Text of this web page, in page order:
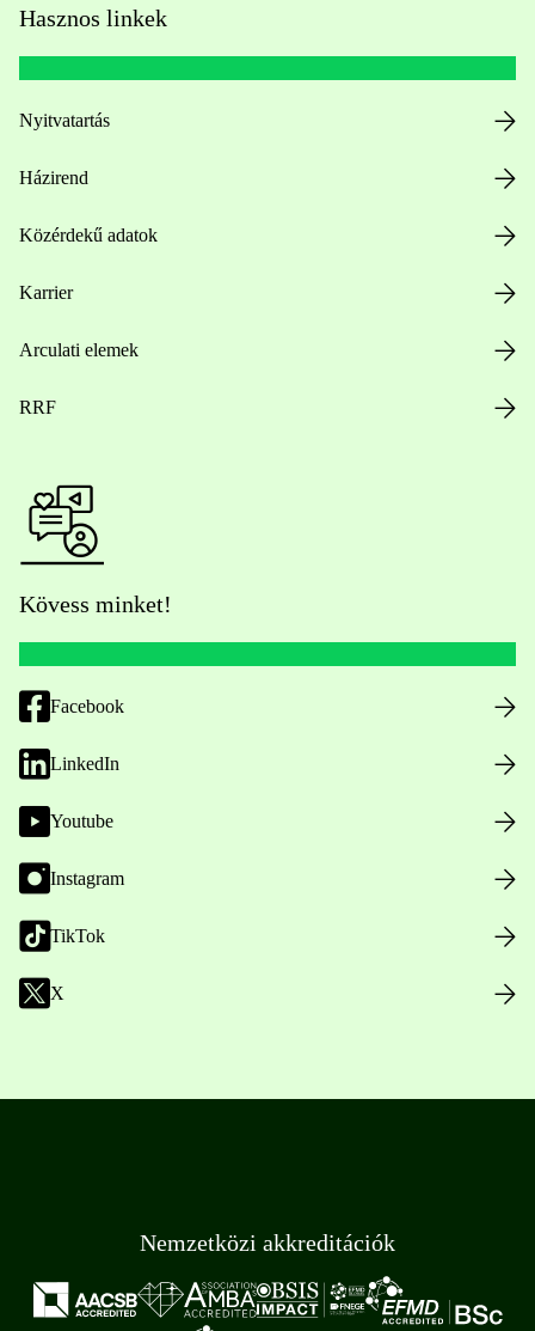
Hasznos linkek
Nyitvatartás
Házirend
Közérdekű adatok
Karrier
Arculati elemek
RRF
Kövess minket!
Facebook
LinkedIn
Youtube
Instagram
TikTok
X
Nemzetközi akkreditációk